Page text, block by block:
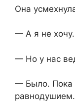
Она
— А я не хочу.
— Но у нас
— Было. Пока